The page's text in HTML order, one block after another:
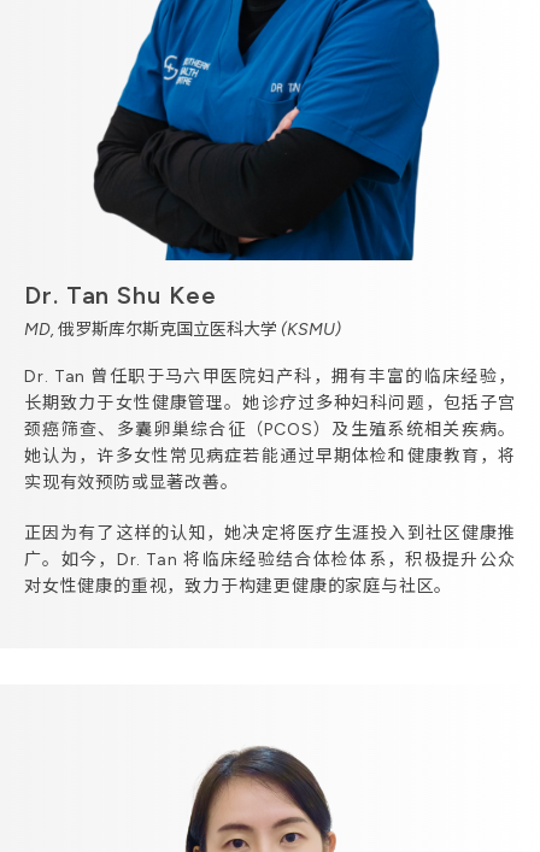
Dr. Tan Shu Kee
MD, 俄罗斯库尔斯克国立医科大学 (KSMU)
Dr. Tan 曾任职于马六甲医院妇产科，拥有丰富的临床经验，
长期致力于女性健康管理。她诊疗过多种妇科问题，包括子宫
颈癌筛查、多囊卵巢综合征（PCOS）及生殖系统相关疾病。
她认为，许多女性常见病症若能通过早期体检和健康教育，将
实现有效预防或显著改善。
正因为有了这样的认知，她决定将医疗生涯投入到社区健康推
广。如今，Dr. Tan 将临床经验结合体检体系，积极提升公众
对女性健康的重视，致力于构建更健康的家庭与社区。